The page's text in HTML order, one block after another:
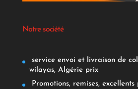
Notre société
service envoi et livraison de
wilayas, Algérie prix
Promotions, remises,